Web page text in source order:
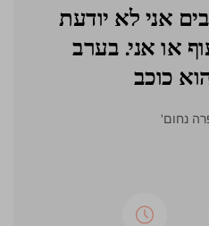
אני לא יודעת
או אני. בערב
כוכב
נחום'